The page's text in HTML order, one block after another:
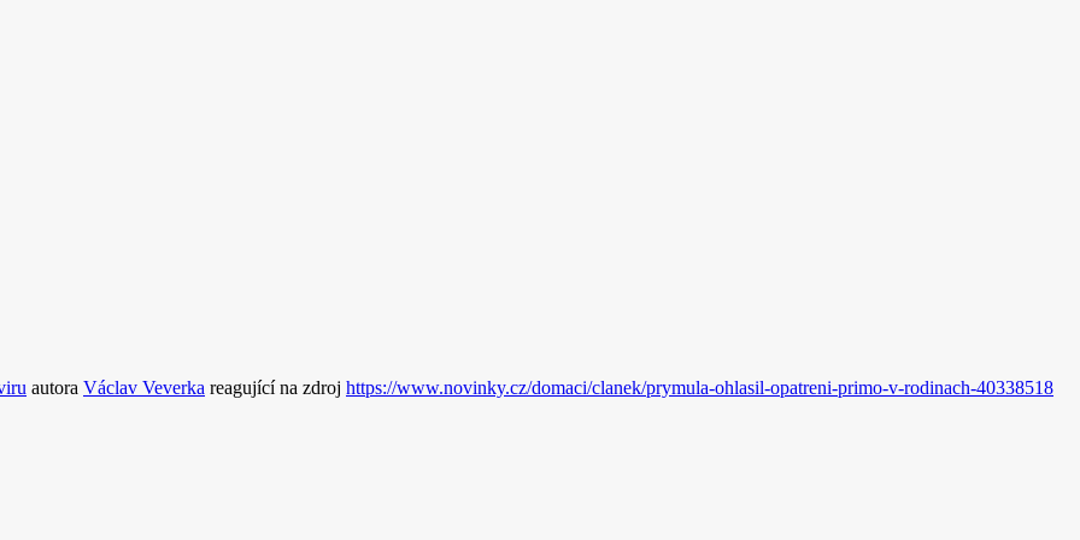
autora Václav Veverka reagující na zdroj https://www.novinky.cz/domaci/clanek/prymula-ohlasil-opatreni-primo-v-rodinach-40338518